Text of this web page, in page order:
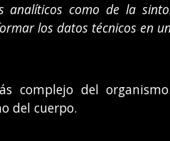
como de la
los datos técnicos en
complejo del
del cuerpo.